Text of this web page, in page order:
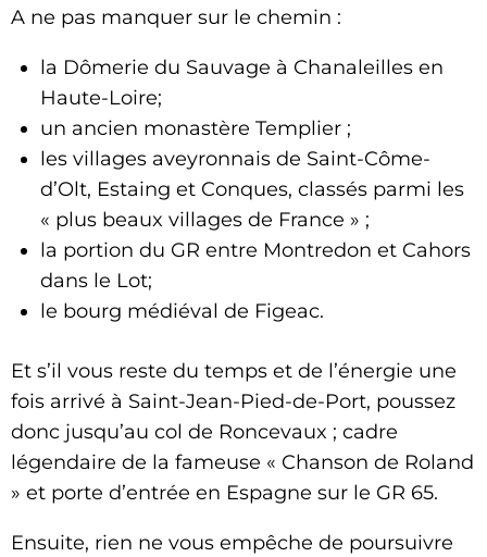
A ne pas manquer sur le chemin :
la Dômerie du Sauvage à Chanaleilles en
Haute-Loire;
un ancien monastère Templier ;
les villages aveyronnais de Saint-Côme-
d’Olt, Estaing et Conques, classés parmi les
« plus beaux villages de France » ;
la portion du GR entre Montredon et Cahors
dans le Lot;
le bourg médiéval de Figeac.
Et s’il vous reste du temps et de l’énergie une
fois arrivé à Saint-Jean-Pied-de-Port, poussez
donc jusqu’au col de Roncevaux ; cadre
légendaire de la fameuse « Chanson de Roland
» et porte d’entrée en Espagne sur le GR 65.
Ensuite, rien ne vous empêche de poursuivre